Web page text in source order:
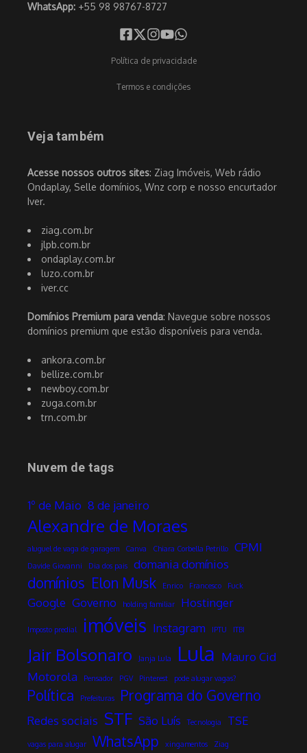
WhatsApp: +55 98 98767-8727
Política de privacidade
Termos e condições
Veja também
Acesse nossos outros sites: Ziag Imóveis, Web rádio
Ondaplay, Selle domínios, Wnz corp e nosso encurtador
Iver.
ziag.com.br
jlpb.com.br
ondaplay.com.br
luzo.com.br
iver.cc
Domínios Premium para venda: Navegue sobre nossos
domínios premium que estão disponíveis para venda.
ankora.com.br
bellize.com.br
newboy.com.br
zuga.com.br
trn.com.br
Nuvem de tags
1º de Maio 8 de janeiro
Alexandre de Moraes
aluguel de vaga de garagem Canva Chiara Corbella Petrillo CPMI
Davide Giovanni Dia dos pais domania domínios
domínios Elon Musk Enrico Francesco Fuck
Google Governo holding familiar Hostinger
Imposto predial imóveis Instagram IPTU ITBI
Jair Bolsonaro Janja Lula Lula Mauro Cid
Motorola
Pensador PGV Pinterest pode alugar vagas?
Política Prefeituras Programa do Governo
Redes sociais STF São Luís Tecnologia TSE
vagas para alugar WhatsApp xingamentos Ziag